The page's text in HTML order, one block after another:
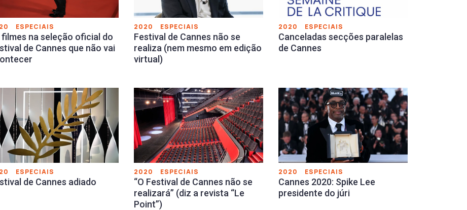
ESPECIAIS
filmes na seleção oficial do
de Cannes que não vai
2020 ESPECIAIS
Festival de Cannes não se
realiza (nem mesmo em edição
virtual)
2020 ESPECIAIS
Canceladas secções paralelas
de Cannes
ESPECIAIS
de Cannes adiado
2020 ESPECIAIS
“O Festival de Cannes não se
realizará” (diz a revista “Le
Point”)
2020 ESPECIAIS
Cannes 2020: Spike Lee
presidente do júri